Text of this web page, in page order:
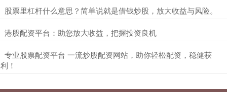
​股票里杠杆什么意思？简单说就是借钱炒股，放大收益与风险。
​港股配资平台：助您放大收益，把握投资良机
​专业股票配资平台 一流炒股配资网站，助你轻松配资，稳健获
利！